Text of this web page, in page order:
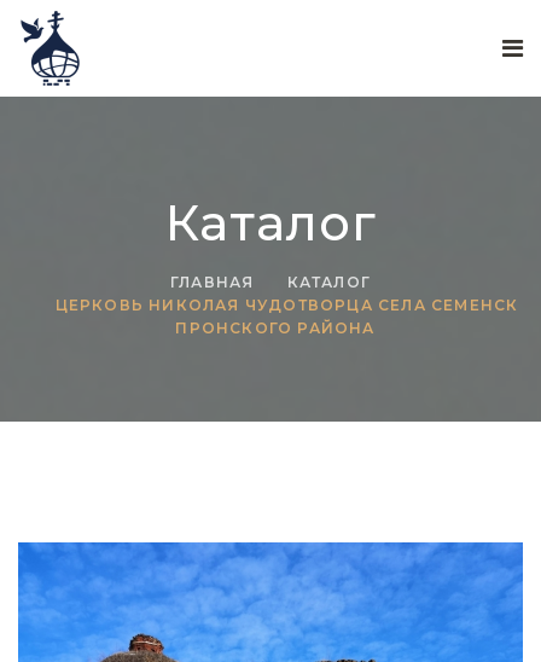
Каталог
ГЛАВНАЯ
КАТАЛОГ
ЦЕРКОВЬ НИКОЛАЯ ЧУДОТВОРЦА СЕЛА СЕМЕНСК
ПРОНСКОГО РАЙОНА